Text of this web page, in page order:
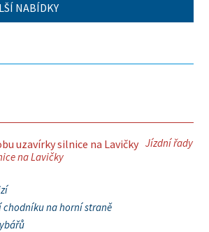
NABÍDKY
Jízdní řady
na Lavičky
chodníku na horní straně